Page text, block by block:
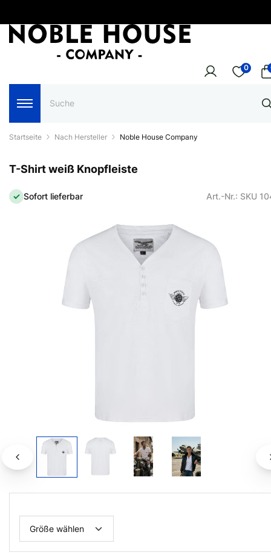
0
Startseite Nach Hersteller Noble House Company
T-Shirt weiß Knopfleiste
Sofort lieferbar Art.-Nr.: SKU